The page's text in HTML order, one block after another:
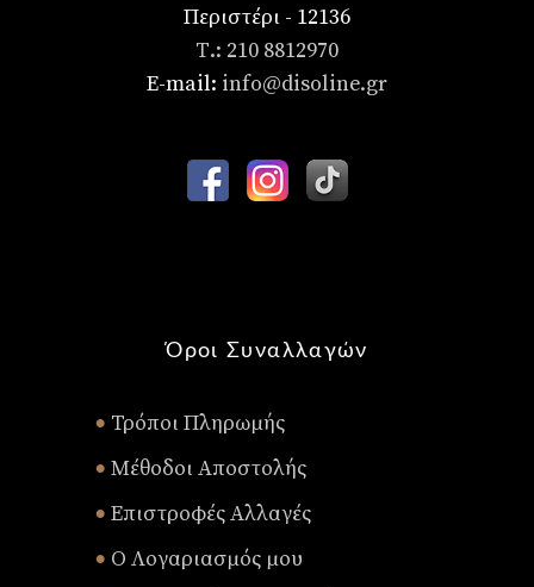
Περιστέρι - 12136
Τ.: 210 8812970
E-mail: info@disoline.gr
Όροι Συναλλαγών
• Τρόποι Πληρωμής
• Μέθοδοι Αποστολής
• Επιστροφές Αλλαγές
• Ο Λογαριασμός μου